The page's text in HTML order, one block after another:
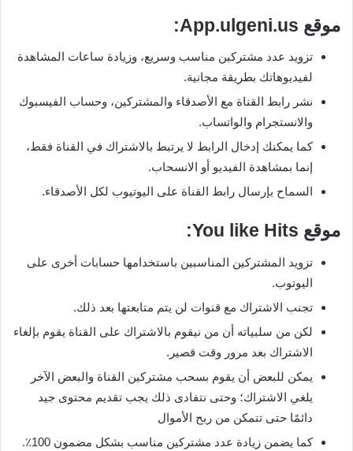
موقع App.ulgeni.us
:
تزويد عدد مشتركين مناسب وسريع، وزيادة ساعات المشاهدة
لفيديوهاتك بطريقة مجانية.
نشر رابط القناة مع الأصدقاء والمشتركين، وحساب الفيسبوك
والانستجرام والواتساب.
كما يمكنك إدخال الرابط لا يرتبط بالاشتراك في القناة فقط،
إنما بمشاهدة الفيديو أو الانسحاب.
السماح بإرسال رابط القناة على اليوتيوب لكل الأصدقاء.
موقع You like Hits
:
تزويد المشتركين المناسبين باستخدامها حسابات أخرى على
اليوتوب.
تجنب الاشتراك مع قنوات لن يتم متابعتها بعد ذلك.
لكن من سلبياته أن من نيقوم بالاشتراك على القناة يقوم بإلغاء
الاشتراك بعد مرور وقت قصير.
يمكن للبعض أن يقوم بسحب مشتركين القناة والبعض الآخر
يلغي الاشتراك؛ وحتى نتفادى ذلك يجب تقديم محتوى جيد
دائمًا حتى تتمكن من ربح الأموال
كما يضمن زيادة عدد مشتركين مناسب بشكل مضمون 100٪.